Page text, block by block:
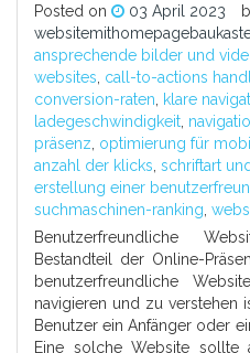
Posted on 03 April 2023
ansprechende bilder und
websites call-to-actions
conversion-raten
klare
ladegeschwindigkeit
präsenz optimierung für
anzahl der klicks schriftart
erstellung einer
suchmaschinen-ranking
Benutzerfreundliche
Bestandteil der Online-
benutzerfreundliche
navigieren und zu verstehen
Benutzer ein Anfänger oder
Eine solche Website